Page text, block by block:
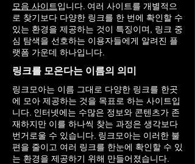
모음 사이트입니다. 여러 사이트를 개별적으
로 찾기보다 다양한 링크를 한 번에 확인할 수
있는 환경을 제공하는 것이 특징이며, 링크 중
심 탐색을 선호하는 이용자들에게 알려진 플
랫폼 가운데 하나입니다.
링크를 모은다는 이름의 의미
링크모아는 이름 그대로 다양한 링크를 한곳
에 모아 제공하는 것을 목표로 하는 사이트입
니다. 인터넷에는 수많은 정보와 콘텐츠가 존
재하지만 이를 하나씩 찾는 과정은 생각보다
번거로울 수 있습니다. 링크모아는 이러한 불
편을 줄이고 여러 링크를 한눈에 확인할 수 있
는 환경을 제공하기 위해 만들어졌습니다.